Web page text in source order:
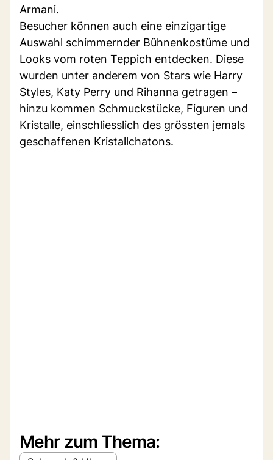
Armani.
Besucher können auch eine einzigartige
Auswahl schimmernder Bühnenkostüme und
Looks vom roten Teppich entdecken. Diese
wurden unter anderem von Stars wie Harry
Styles, Katy Perry und Rihanna getragen –
hinzu kommen Schmuckstücke, Figuren und
Kristalle, einschliesslich des grössten jemals
geschaffenen Kristallchatons.
Mehr zum Thema: